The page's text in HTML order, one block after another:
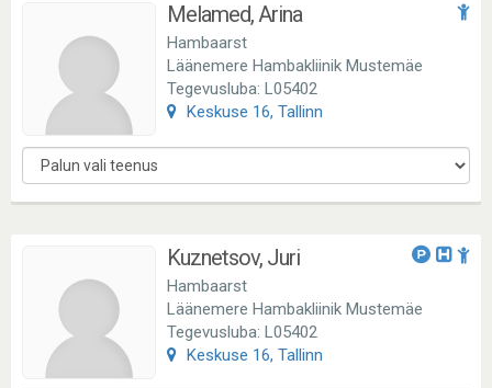
Melamed, Arina
Hambaarst
Läänemere Hambakliinik Mustemäe
Tegevusluba: L05402
Keskuse 16, Tallinn
Kuznetsov, Juri
Hambaarst
Läänemere Hambakliinik Mustemäe
Tegevusluba: L05402
Keskuse 16, Tallinn